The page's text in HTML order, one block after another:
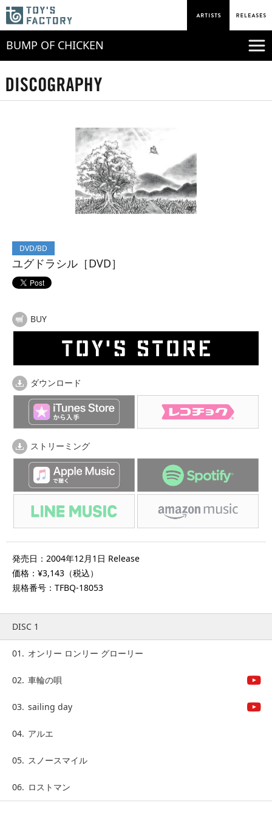
BUMP OF CHICKEN
DVD/BD
ユグドラシル［DVD］
BUY
ダウンロード
ストリーミング
発売日：2004年12月1日 Release
価格：¥3,143（税込）
規格番号：TFBQ-18053
DISC 1
01. オンリー ロンリー グローリー
02. 車輪の唄
03. sailing day
04. アルエ
05. スノースマイル
06. ロストマン